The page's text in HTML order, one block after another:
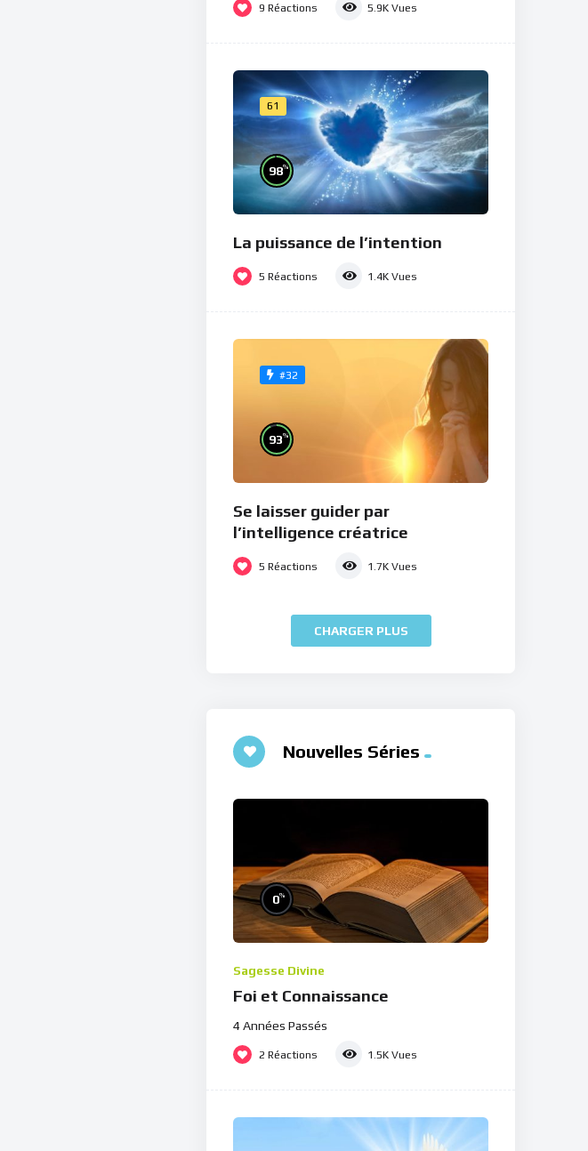
9 Réactions 5.9K Vues
61
98%
La puissance de l’intention
5 Réactions 1.4K Vues
#32
93%
Se laisser guider par
l’intelligence créatrice
5 Réactions 1.7K Vues
CHARGER PLUS
Nouvelles Séries
0%
Sagesse Divine
Foi et Connaissance
4 Années Passés
2 Réactions 1.5K Vues